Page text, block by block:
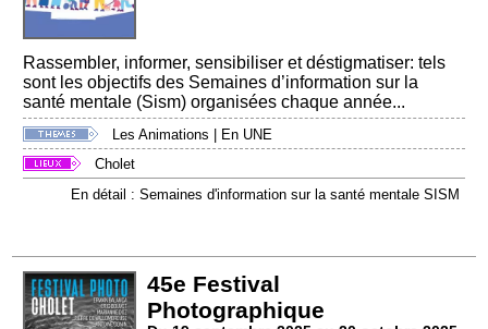
Rassembler, informer, sensibiliser et déstigmatiser: tels
sont les objectifs des Semaines d’information sur la
santé mentale (Sism) organisées chaque année...
Les Animations | En UNE
Cholet
En détail : Semaines d'information sur la santé mentale SISM
45e Festival
Photographique